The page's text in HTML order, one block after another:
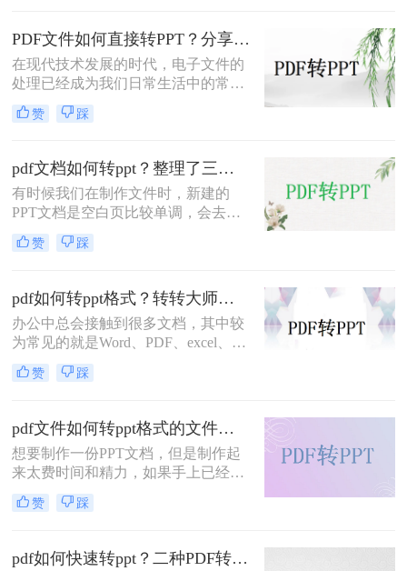
PPT文件可以方便我们进行编辑，同
时更好地展示PPT文件。下面，我们
将介绍PDF文件怎样转PPT格式。
PDF文件如何直接转PPT？分享两个PDF转PPT的方法，一键即可实现转换自由
在现代技术发展的时代，电子文件的
处理已经成为我们日常生活中的常
态。PDF（Portable Document
Format）作为一种常见的电子文档格
共享的特点，得到了广泛应用。然
而，在某些情况下，我们可能需要将
PDF文件转换为PPT（Microsoft
PowerPoint）格式，以便更好地编
辑、演示或共享。在本篇文章中，我
们将详细介绍pdf文件如何直接转
赞 踩
pdf文档如何转ppt？整理了三种方法，值得收藏！
有时候我们在制作文件时，新建的
PPT文档是空白页比较单调，会去网
上下载一些模板，而下载后的文档多
是PDF格式，必须转换为PPT格式，
何转ppt呢？
赞 踩
pdf如何转ppt格式？转转大师在线都能解决！
办公中总会接触到很多文档，其中较
为常见的就是Word、PDF、excel、
TXT、PPT等，这些文档各有各的优
势，使用起来也是十分的方便，但是
那么有什么方法可以做到呢？今天就
来讲讲pdf转ppt格式，看看小编是怎
么将这两种文档进行互换的，如果你
还不知道，那么看完这篇pdf如何转
ppt格式文章你就学到了，一起来了解
吧。
赞 踩
pdf文件如何转ppt格式的文件？二种实用的方法，一定要知道！
想要制作一份PPT文档，但是制作起
来太费时间和精力，如果手上已经有
一份资料了，但是是PDF格式的，那
么要怎么将pdf文件转ppt格式直接使
都遇到过，今天就来给大家支个招，
看看pdf文件如何转ppt格式的文件。
赞 踩
pdf如何快速转ppt？二种PDF转PPT的简单方法，轻松解决